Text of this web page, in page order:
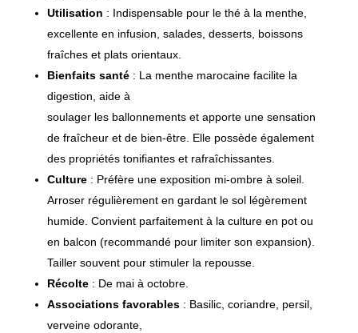
Utilisation : Indispensable pour le thé à la menthe,
excellente en infusion, salades, desserts, boissons
fraîches et plats orientaux.
Bienfaits santé: La menthe marocaine facilite la
digestion, aide à
soulager les ballonnements et apporte une sensation
de fraîcheur et de bien-être. Elle possède également
des propriétés tonifiantes et rafraîchissantes.
Culture: Préfère une exposition mi-ombre à soleil.
Arroser régulièrement en gardant le sol légèrement
humide. Convient parfaitement à la culture en pot ou
en balcon (recommandé pour limiter son expansion).
Tailler souvent pour stimuler la repousse.
Récolte: De mai à octobre.
Associations favorables: Basilic, coriandre, persil,
verveine odorante,